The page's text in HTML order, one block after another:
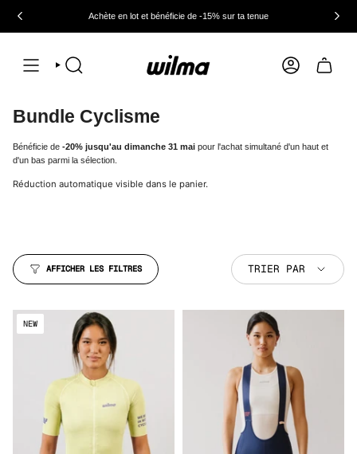
Achète en lot et bénéficie de -15% sur ta tenue
RECHERCHE COMPTE
Bundle Cyclisme
Bénéficie de -20% jusqu'au dimanche 31 mai pour l'achat simultané d'un haut et
d'un bas parmi la sélection.
Réduction automatique visible dans le panier.
AFFICHER LES FILTRES
Trier
par
TRIER PAR
NEW